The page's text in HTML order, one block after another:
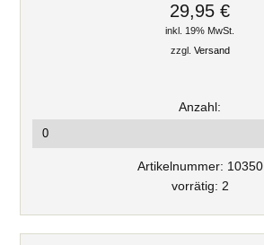
29,95 €
inkl. 19% MwSt.
zzgl. Versand
Artikelnummer: 10350
vorrätig: 2